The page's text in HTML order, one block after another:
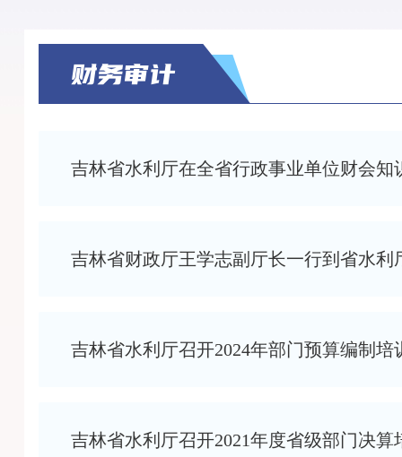
吉林省水利厅在全省行政事业单位财会知
吉林省财政厅王学志副厅长一行到省水利
吉林省水利厅召开2024年部门预算编制培
吉林省水利厅召开2021年度省级部门决算